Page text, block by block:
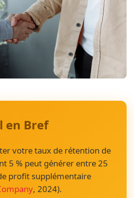
en Bref
votre taux de rétention de
5 % peut générer entre 25
profit supplémentaire
, 2024).